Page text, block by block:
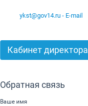
ykst@gov14.ru - E-mail
Кабинет директора
Обратная связь
Ваше имя